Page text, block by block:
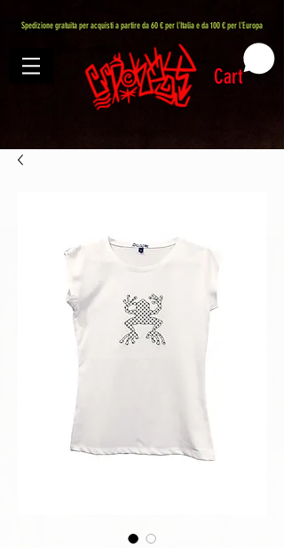
Spedizione gratuita per acquisti a partire da 60 € per l'Italia e da 100 € per l'Europa
Cart